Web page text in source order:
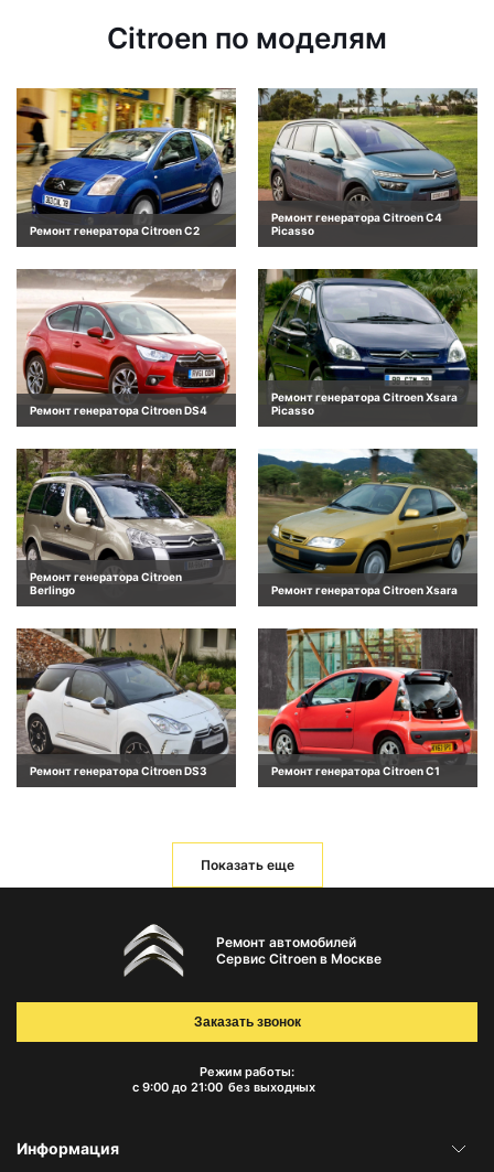
Citroen по моделям
Ремонт генератора Citroen C2
Ремонт генератора Citroen C4
Picasso
Ремонт генератора Citroen DS4
Ремонт генератора Citroen Xsara
Picasso
Ремонт генератора Citroen
Berlingo
Ремонт генератора Citroen Xsara
Ремонт генератора Citroen DS3 Ремонт генератора Citroen C1
Показать еще
Ремонт автомобилей
Сервис Citroen в Москве
Режим работы:
с 9:00 до 21:00 без выходных
Заказать звонок
Информация